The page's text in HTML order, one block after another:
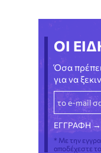
ΟΙ
Όσα
για να
* Με την
αποδέχεστε